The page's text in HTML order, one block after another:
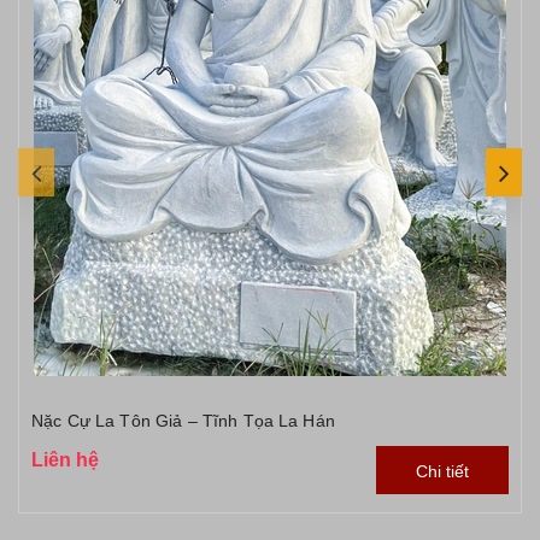
Nặc Cự La Tôn Giả – Tĩnh Tọa La Hán
Liên hệ
Chi tiết